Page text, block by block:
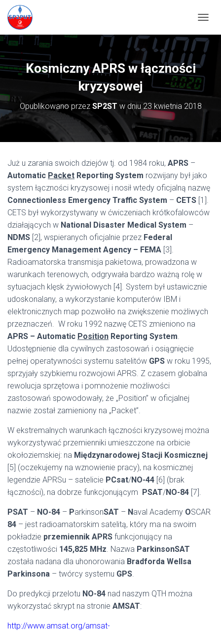
Kosmiczny APRS w łączności
kryzysowej
Opublikowano przez SP2ST w dniu 23 kwietnia 2018
Już u zarania swoich dziejów tj. od 1984 roku, APRS –
Automatic Packet Reporting System rozwijany był jako
system łączności kryzysowej i nosił wtedy oficjalną nazwę
Connectionless Emergency Traffic System – CETS [1].
CETS był wykorzystywany w ćwiczeniach krótkofalowców
działających w National Disaster Medical System –
NDMS [2], wspieranych oficjalnie przez Federal
Emergency Management Agency – FEMA [3].
Radioamatorska transmisja pakietowa, prowadzona w
warunkach terenowych, odgrywała bardzo ważną rolę w
sytuacjach klęsk żywiołowych [4]. System był ustawicznie
udoskonalany, a wykorzystanie komputerów IBM i
elektronicznych map pozwoliło na zwiększenie możliwych
przeznaczeń. W roku 1992 nazwę CETS zmieniono na
APRS – Automatic Position Reporting System.
Udostępnienie dla cywilnych zastosowań i osiągnięcie
pełnej operatywności systemu satelitów GPS w roku 1995,
sprzyjały szybkiemu rozwojowi APRS. Z czasem globalna
rewolucja sprzętowa i pomnożenie możliwości
zastosowań spowodowały, że „Position” w oficjalnej
nazwie został zamieniony na „Packet”.
W ekstremalnych warunkach łączności kryzysowej można
wykorzystywać przemienniki umieszczone na orbicie
okołoziemskiej: na Międzynarodowej Stacji Kosmicznej
[5] (oczekujemy na wznowienie pracy), na kosmicznej
legendzie APRSu – satelicie PCsat/NO-44 [6] (brak
łączności), na dobrze funkcjonującym PSAT/NO-84 [7].
PSAT – NO-84 – ParkinsonSAT – Naval Academy OSCAR
84 – jest radioamatorskim satelitą, który ma na swoim
pokładzie przemiennik APRS funkcjonujący na
częstotliwości 145,825 MHz. Nazwa ParkinsonSAT
została nadana dla uhonorowania Bradforda Wellsa
Parkinsona – twórcy systemu GPS.
Do predykcji przelotu NO-84 nad naszym QTH można
wykorzystać skrypt na stronie AMSAT:
http://www.amsat.org/amsat-